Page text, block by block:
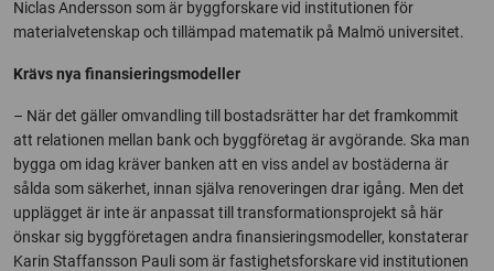
Niclas Andersson som är byggforskare vid institutionen för
materialvetenskap och tillämpad matematik på Malmö universitet.
Krävs nya finansieringsmodeller
– När det gäller omvandling till bostadsrätter har det framkommit
att relationen mellan bank och byggföretag är avgörande. Ska man
bygga om idag kräver banken att en viss andel av bostäderna är
sålda som säkerhet, innan själva renoveringen drar igång. Men det
upplägget är inte är anpassat till transformationsprojekt så här
önskar sig byggföretagen andra finansieringsmodeller, konstaterar
Karin Staffansson Pauli som är fastighetsforskare vid institutionen